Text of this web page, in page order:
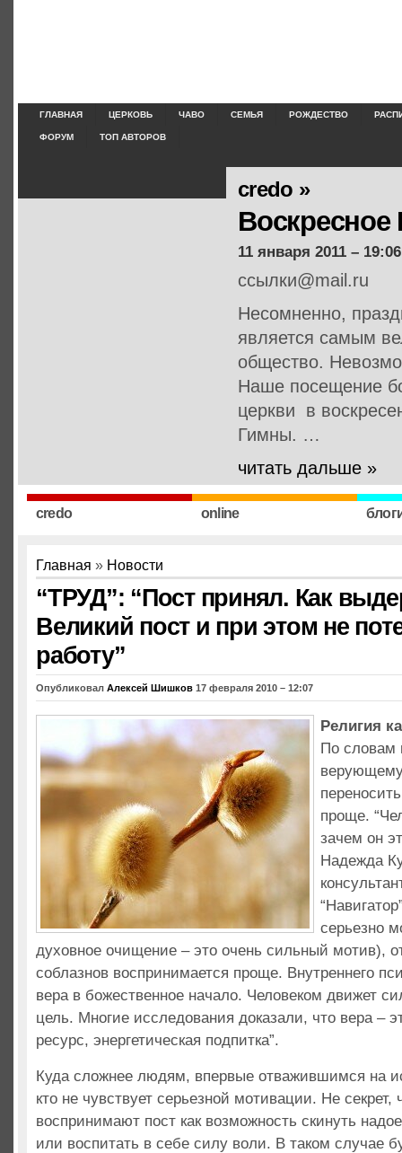
ГЛАВНАЯ ЦЕРКОВЬ ЧАВО СЕМЬЯ РОЖДЕСТВО
ФОРУМ ТОП АВТОРОВ
credo »
Воскресное
11 января 2011 –
ссылки@mail.ru
Несомненно,
является самым
общество.
Наше посещение
церкви в
Гимны. …
читать дальше »
credo online
Главная » Новости
“ТРУД”: “Пост принял. Как
Великий пост и при этом не
работу”
Опубликовал Алексей Шишков 17 февраля 2010 – 12:07
Религия
По словам
проще.
зачем он
Надежда
серьезно
духовное очищение – это очень сильный мотив),
соблазнов воспринимается проще. Внутреннего
вера в божественное начало. Человеком движет
цель. Многие исследования доказали, что вера –
ресурс, энергетическая подпитка”.
Куда сложнее людям, впервые отважившимся на
кто не чувствует серьезной мотивации. Не секрет,
воспринимают пост как возможность скинуть
или воспитать в себе силу воли. В таком случае